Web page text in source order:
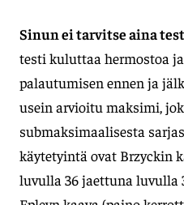
Sinun ei tarvitse aina
testi kuluttaa hermostoa
palautumisen ennen ja
usein arvioitu maksimi,
submaksimaalisesta
käytetyintä ovat Brzyckin
luvulla 36 jaettuna luvulla